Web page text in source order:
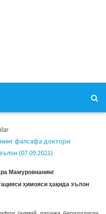
фалсафа доктори
(07.09.2021)
Мамуровнанинг
ҳимояси ҳақида эълон